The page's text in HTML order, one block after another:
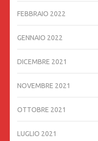
FEBBRAIO 2022
GENNAIO 2022
DICEMBRE 2021
NOVEMBRE 2021
OTTOBRE 2021
LUGLIO 2021